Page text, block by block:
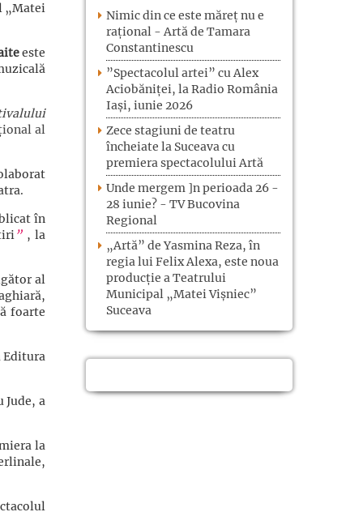
„Matei
este
al
în
”, la
al
foarte
Editura
Jude, a
la
Nimic din ce este măreț nu e
rațional - Artă de Tamara
Constantinescu
”Spectacolul artei” cu Alex
Aciobăniței, la Radio România
Iași, iunie 2026
Zece stagiuni de teatru
încheiate la Suceava cu
premiera spectacolului Artă
Unde mergem ]n perioada 26 -
28 iunie? - TV Bucovina
Regional
„Artă” de Yasmina Reza, în
regia lui Felix Alexa, este noua
producție a Teatrului
Municipal „Matei Vișniec”
Suceava